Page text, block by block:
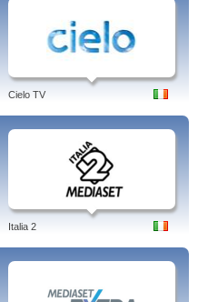
Cielo TV
Italia 2